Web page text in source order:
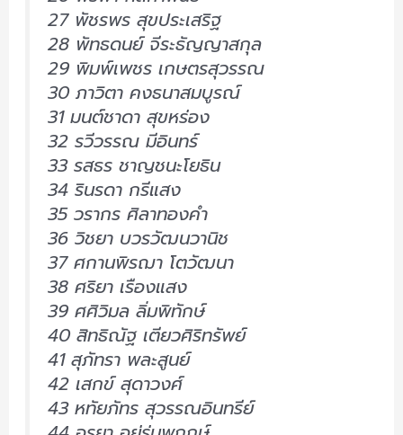
27 พัชรพร สุขประเสริฐ
28 พัทธดนย์ จีระธัญญาสกุล
29 พิมพ์เพชร เกษตรสุวรรณ
30 ภาวิตา คงธนาสมบูรณ์
31 มนต์ชาดา สุขหร่อง
32 รวีวรรณ มีอินทร์
33 รสธร ชาญชนะโยธิน
34 รินรดา กรีแสง
35 วรากร ศิลาทองคำ
36 วิชยา บวรวัฒนวานิช
37 ศกานพิรฌา โตวัฒนา
38 ศริยา เรืองแสง
39 ศศิวิมล ลิ่มพิทักษ์
40 สิทธิณัฐ เตียวศิริทรัพย์
41 สุภัทรา พละสูนย์
42 เสกข์ สุดาวงศ์
43 หทัยภัทร สุวรรณอินทรีย์